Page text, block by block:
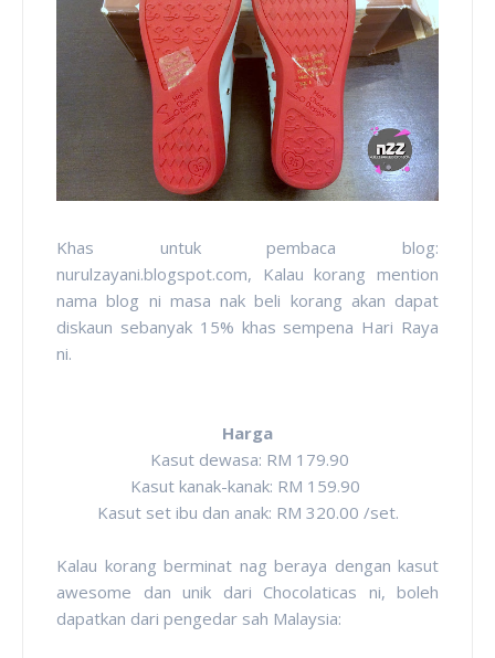
Khas untuk pembaca blog:
nurulzayani.blogspot.com, Kalau korang mention
nama blog ni masa nak beli korang akan dapat
diskaun sebanyak 15% khas sempena Hari Raya
ni.
Harga
Kasut dewasa: RM 179.90
Kasut kanak-kanak: RM 159.90
Kasut set ibu dan anak: RM 320.00 /set.
Kalau korang berminat nag beraya dengan kasut
awesome dan unik dari Chocolaticas ni, boleh
dapatkan dari pengedar sah Malaysia: